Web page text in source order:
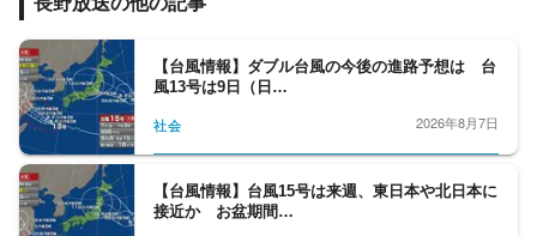
【台風情報】ダブル台風の今後の進路予想は 台
風13号は9日（日…
社会 2026年8月7日
【台風情報】台風15号は来週、東日本や北日本に
接近か お盆期間…